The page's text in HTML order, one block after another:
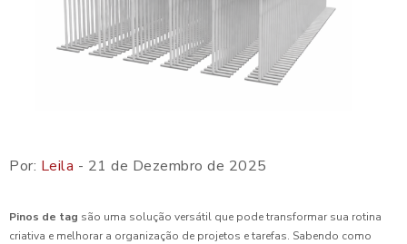
Por: Leila - 21 de Dezembro de 2025
Pinos de tag são uma solução versátil que pode transformar sua rotina
criativa e melhorar a organização de projetos e tarefas. Sabendo como